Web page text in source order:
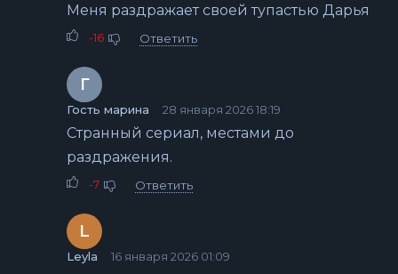
Меня раздражает своей тупастью Дарья
-16 Ответить
Г
Гость марина 28 января 2026 18:19
Странный сериал, местами до
раздражения.
-7 Ответить
L
Leyla 16 января 2026 01:09